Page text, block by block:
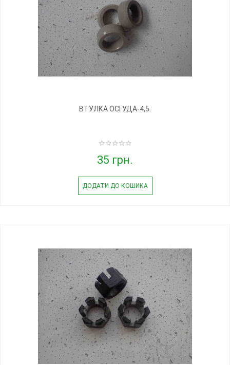
ВТУЛКА ОСІ УДА-4,5.
35 грн.
ДОДАТИ ДО КОШИКА